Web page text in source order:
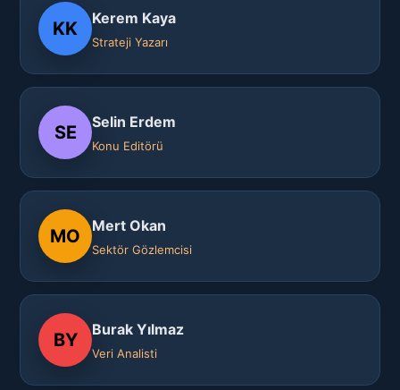
KK
Kerem Kaya
Strateji Yazarı
SE
Selin Erdem
Konu Editörü
MO
Mert Okan
Sektör Gözlemcisi
BY
Burak Yılmaz
Veri Analisti